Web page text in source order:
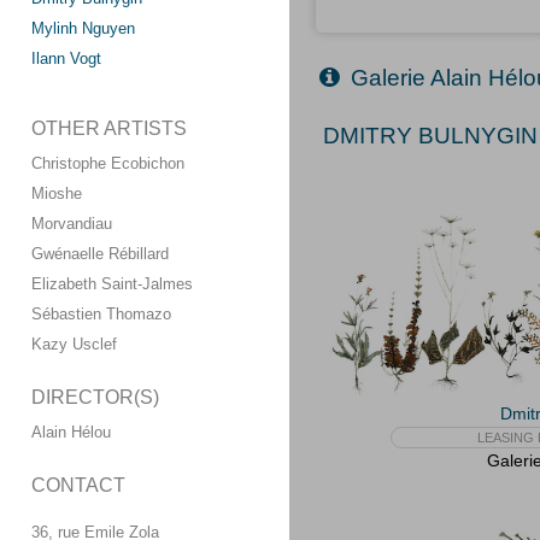
Mylinh Nguyen
Ilann Vogt
OTHER ARTISTS
Christophe Ecobichon
Mioshe
Morvandiau
Gwénaelle Rébillard
Elizabeth Saint-Jalmes
Sébastien Thomazo
Kazy Usclef
DIRECTOR(S)
Alain Hélou
CONTACT
36, rue Emile Zola
Galerie Alain
DMITRY
LEASING